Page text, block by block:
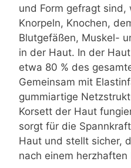
und Form gefragt sind,
Knorpeln, Knochen,
Blutgefäßen, Muskel-
in der Haut. In der
etwa 80 % des
Gemeinsam mit
gummiartige
Korsett der Haut
sorgt für die
Haut und stellt sicher,
nach einem